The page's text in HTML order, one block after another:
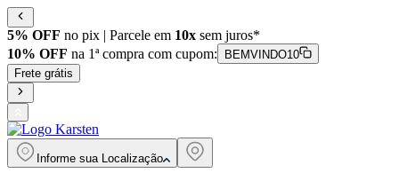
5% OFF no pix | Parcele em 10x sem juros*
10% OFF na 1ª compra com cupom:
BEMVINDO10
Frete grátis
Informe sua Localização